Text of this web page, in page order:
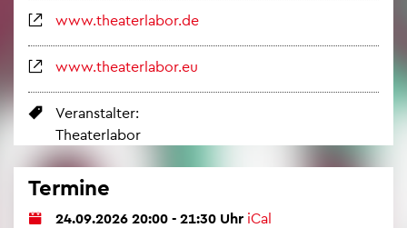
www.​the​ater​labo​r.​de
www.​the​ater​labo​r.​eu
Ver­an­stal­ter:
Thea­ter­la­bor
Ter­mi­ne
24.09.2026 20:00 - 21:30 Uhr iCal